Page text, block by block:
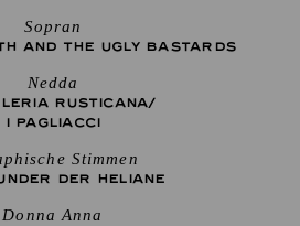
Sopran
AND THE UGLY BASTARDS
Nedda
RUSTICANA/
I PAGLIACCI
Stimmen
DER HELIANE
Donna Anna